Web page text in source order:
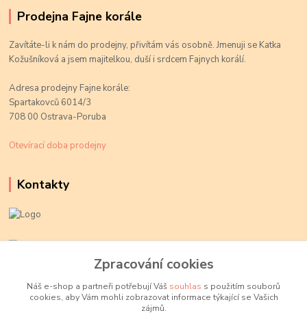
Prodejna Fajne korále
Zavítáte-li k nám do prodejny, přivítám vás osobně. Jmenuji se Katka
Kožušníková a jsem majitelkou, duší i srdcem Fajnych korálí.
Adresa prodejny Fajne korále:
Spartakovců 6014/3
708 00 Ostrava-Poruba
Otevírací doba prodejny
Kontakty
+420 774 719 784
info@fajnekorale.cz
Zpracování cookies
Náš e-shop a partneři potřebují Váš souhlas s použitím souborů
cookies, aby Vám mohli zobrazovat informace týkající se Vašich
zájmů.